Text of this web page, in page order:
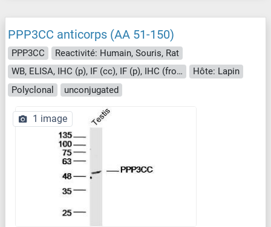
PPP3CC anticorps (AA 51-150)
PPP3CC
Reactivité: Humain, Souris, Rat
WB, ELISA, IHC (p), IF (cc), IF (p), IHC (fro), ICC
Hôte: Lapin
Polyclonal
unconjugated
1 image